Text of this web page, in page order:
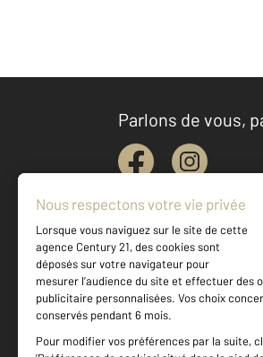
Parlons de vous,
Votre agence
Achat